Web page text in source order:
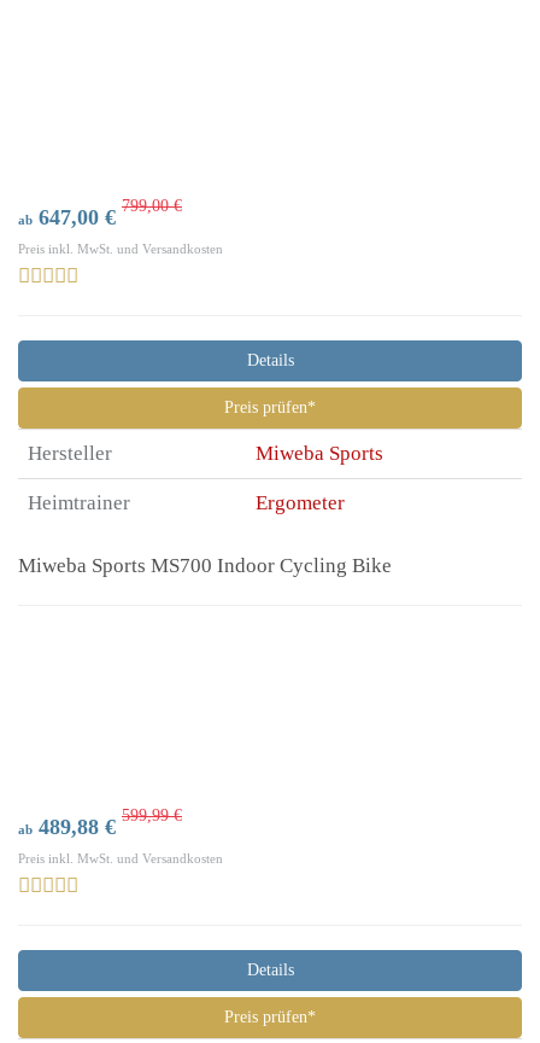
ab 647,00 € 799,00 €
Preis inkl. MwSt. und Versandkosten
Details
Preis prüfen*
Hersteller Miweba Sports
Heimtrainer Ergometer
Miweba Sports MS700 Indoor Cycling Bike
ab 489,88 € 599,99 €
Preis inkl. MwSt. und Versandkosten
Details
Preis prüfen*